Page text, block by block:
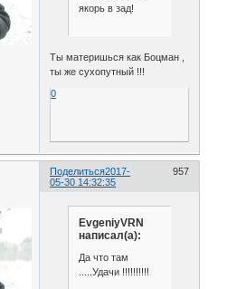
якорь в зад!
Ты материшься как Боцман ,
ты же сухопутный !!!
0
Поделиться 957
2017-
05-30 14:32:35
EvgeniyVRN
написал(а):
Да что там
.....Удачи !!!!!!!!!!